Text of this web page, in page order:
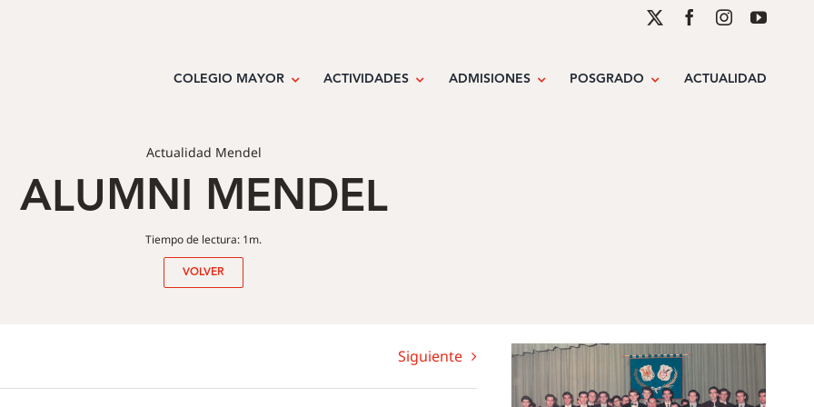
COLEGIO MAYOR
ACTIVIDADES ADMISIONES POSGRADO ACTUALIDAD
Actualidad Mendel
ALUMNI MENDEL
Tiempo de lectura: 1m.
VOLVER
Siguiente